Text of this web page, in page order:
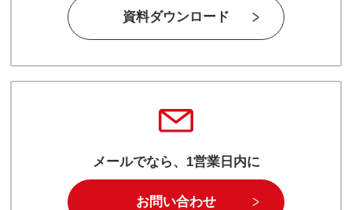
資料ダウンロード
メールでなら、1営業日内に
お問い合わせ